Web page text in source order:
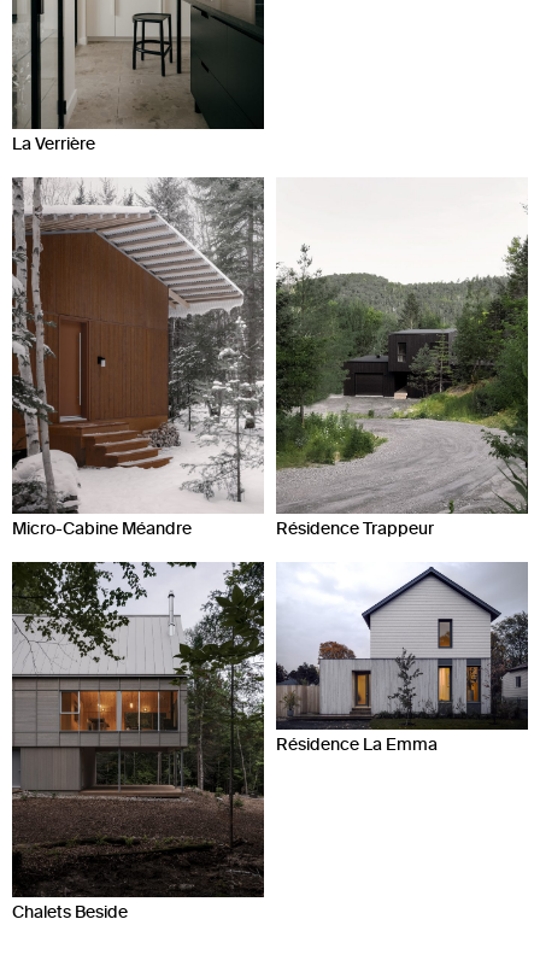
La Verrière
Micro-Cabine Méandre Résidence Trappeur
Chalets Beside
Résidence La Emma